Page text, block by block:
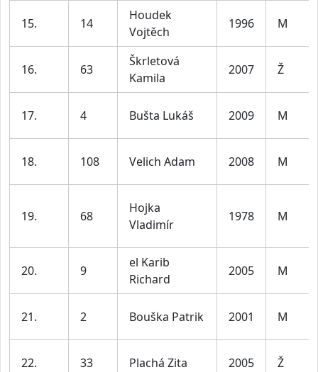
15. 14
Houdek
Vojtěch
1996 M
16. 63
Škrletová
Kamila
2007 Ž
17. 4 Bušta Lukáš 2009 M
18. 108 Velich Adam 2008 M
19. 68
Hojka
Vladimír
1978 M
20. 9
el Karib
Richard
2005 M
21. 2 Bouška Patrik 2001 M
22. 33 Plachá Zita 2005 Ž